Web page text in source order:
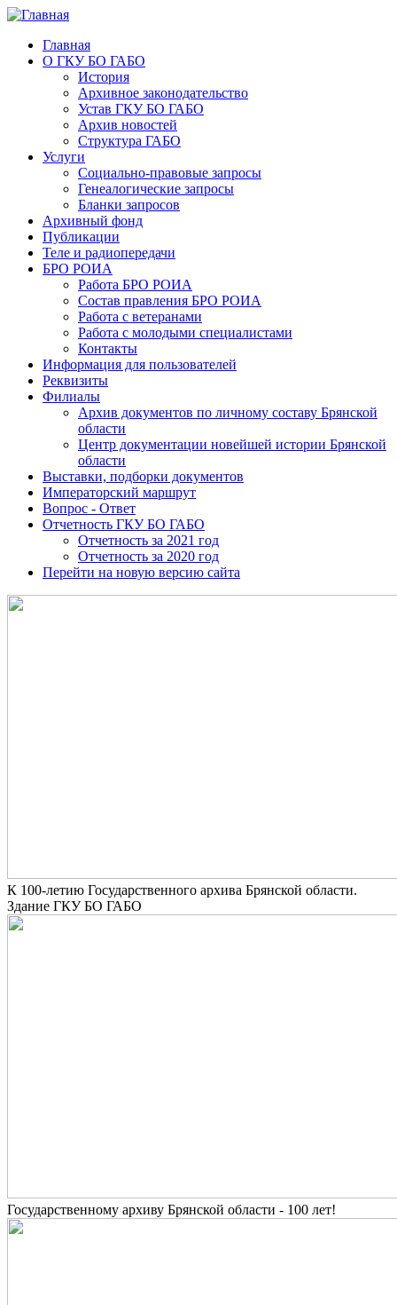
Главная
О ГКУ БО ГАБО
История
Архивное законодательство
Устав ГКУ БО ГАБО
Архив новостей
Структура ГАБО
Услуги
Социально-правовые запросы
Генеалогические запросы
Бланки запросов
Архивный фонд
Публикации
Теле и радиопередачи
БРО РОИА
Работа БРО РОИА
Состав правления БРО РОИА
Работа с ветеранами
Работа с молодыми специалистами
Контакты
Информация для пользователей
Реквизиты
Филиалы
Архив документов по личному составу Брянской
области
Центр документации новейшей истории Брянской
области
Выставки, подборки документов
Императорский маршрут
Вопрос - Ответ
Отчетность ГКУ БО ГАБО
Отчетность за 2021 год
Отчетность за 2020 год
Перейти на новую версию сайта
К 100-летию Государственного архива Брянской области.
Здание ГКУ БО ГАБО
Государственному архиву Брянской области - 100 лет!